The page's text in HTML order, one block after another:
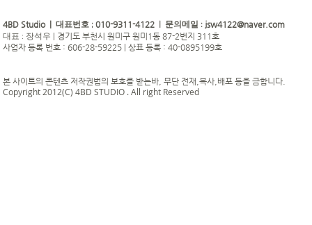
4BD Studio | 대표번호 ; 010-9311-4122 | 문의메일 : jsw4122@naver.com
대표 : 장석우
경기도 부천시 원미구 원미1동 87-2번지 311호
사업자 등록 번호 : 606-28-59225 | 상표 등록 : 40-0895199호
본 사이트의 콘텐츠 저작권법의 보호를 받는바, 무단 전재,복사,배포 등을 금합니다.
Copyright 2012(C) 4BD STUDIO . All right Reserved